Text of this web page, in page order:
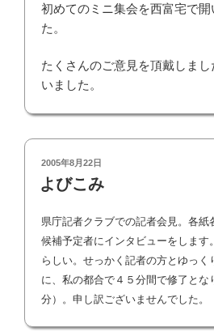
初めてのミニ集会を西富宅で
た。
たくさんのご意見を頂戴しま
いました。
投
稿
日:
2005年8月22日
よびこみ
県庁記者クラブでの記者会見。各紙
候補予定者にインタビューをします
らしい。せっかく記者の方とゆっく
に、私の都合で４５分間で修了とな
分）。申し訳ございませんでした。